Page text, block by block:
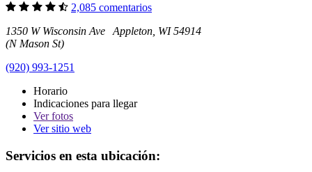
2,085 comentarios
1350 W Wisconsin Ave Appleton, WI 54914
(N Mason St)
(920) 993-1251
Horario
Indicaciones para llegar
Verfotos
Ver sitio web
Servicios en esta ubicación: